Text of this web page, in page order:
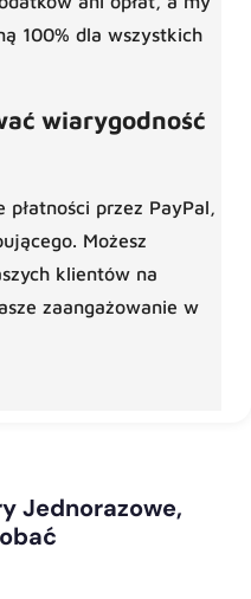
100% dla wszystkich
wiarygodność
przez PayPal,
Możesz
klientów na
zaangażowanie w
Jednorazowe,